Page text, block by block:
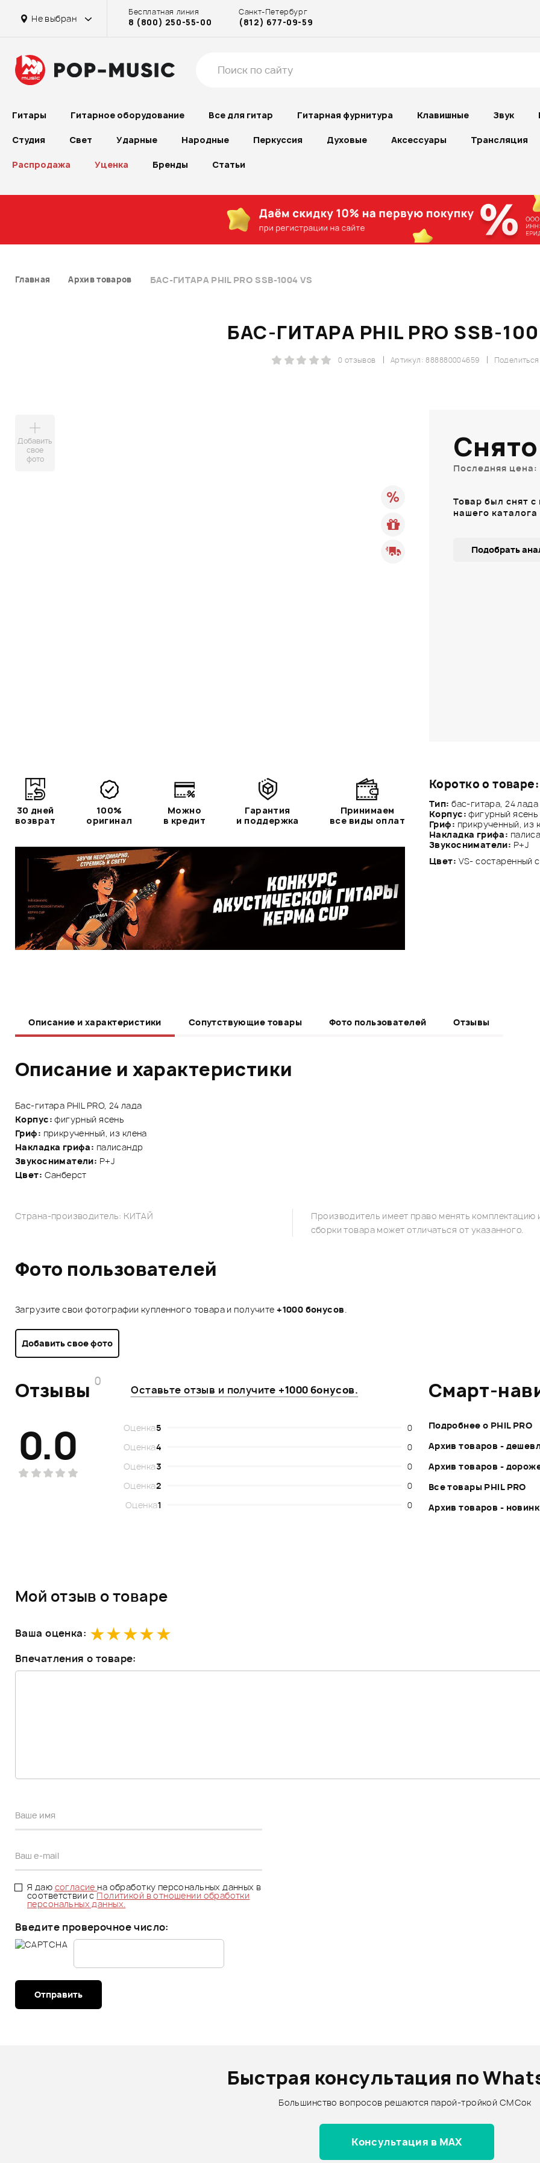
Не выбран
Бесплатная линия
8 (800) 250-55-00
Санкт-Петербург
(812) 677-09-59
Гитары Гитарное оборудование Все для гитар Гитарная фурнитура Клавишные Звук
Студия Свет Ударные Народные Перкуссия Духовые Аксессуары Трансляция
Распродажа Уценка Бренды Статьи
Главная Архив товаров БАС-ГИТАРА PHIL PRO SSB-1004 VS
БАС-ГИТАРА PHIL PRO SSB-
Поделиться
Артикул: 888880004659
0 отзывов
Добавить
свое
фото
Коротко о товаре:
Тип: бас-гитара, 24 лада
Корпус: фигурный ясень
Гриф: прикрученный, из
Накладка грифа:
Звукосниматели: P+J
Цвет: VS- состаренный
Последняя цена:
Товар был снят
нашего каталога
Подобрать
30 дней
возврат
100%
оригинал
Можно
в кредит
Гарантия
и поддержка
Принимаем
все виды оплат
Описание и характеристики Сопутствующие товары Фото пользователей Отзывы
Описание и характеристики
Бас-гитара PHIL PRO, 24 лада
Корпус: фигурный ясень
Гриф: прикрученный, из клена
Накладка грифа: палисандр
Звукосниматели: P+J
Цвет: Санберст
Страна-производитель: КИТАЙ
Производитель имеет право менять
сборки товара может отличаться от указанного.
Фото пользователей
Загрузите свои фотографии купленного товара и получите+1000 бонусов.
Добавить свое фото
Отзывы 0
Оставьте отзыв и получите +1000 бонусов.
0.0 Оценка5
0
Оценка4
0
Оценка3
0
Оценка2
0
Оценка1 0
Смарт-
Подробнее о PHIL PRO
Архив товаров -
Архив товаров -
Все товары PHIL PRO
Архив товаров -
Мой отзыв о товаре
Ваша оценка:
Впечатления о товаре:
Я даю согласие на обработку персональных данных в
соответствии сПолитикой в отношении обработки
персональных данных.
Введите проверочное число:
Отправить
Быстрая консультация по
Большинство вопросов решаются парой-тройкой СМСок
Консультация в MAX